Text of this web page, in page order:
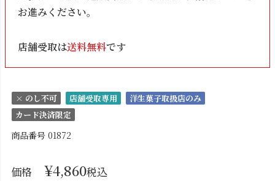
お進みください。
店舗受取は送料無料です
× のし不可 店舗受取専用
洋生菓子取扱店のみ
カード決済限定
商品番号 01872
価格 ¥4,860税込